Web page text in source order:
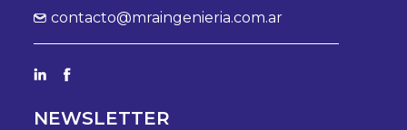
contacto@mraingenieria.com.ar
NEWSLETTER